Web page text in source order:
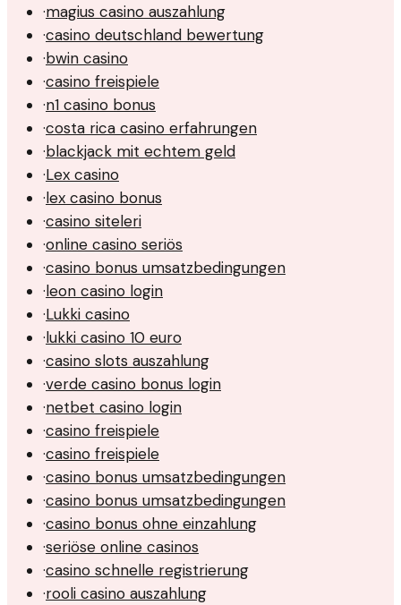
·magius casino auszahlung
·casino deutschland bewertung
·bwin casino
·casino freispiele
·n1 casino bonus
·costa rica casino erfahrungen
·blackjack mit echtem geld
·Lex casino
·lex casino bonus
·casino siteleri
·online casino seriös
·casino bonus umsatzbedingungen
·leon casino login
·Lukki casino
·lukki casino 10 euro
·casino slots auszahlung
·verde casino bonus login
·netbet casino login
·casino freispiele
·casino freispiele
·casino bonus umsatzbedingungen
·casino bonus umsatzbedingungen
·casino bonus ohne einzahlung
·seriöse online casinos
·casino schnelle registrierung
·rooli casino auszahlung